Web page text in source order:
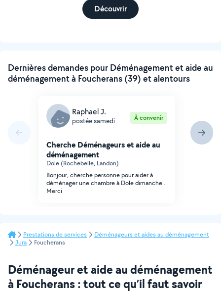
Découvrir
Dernières demandes pour Déménagement et aide au
déménagement à Foucherans (39) et alentours
Raphael J.
postée samedi À convenir
Cherche Déménageurs et aide au
déménagement
Dole (Rochebelle, Landon)
Bonjour, cherche personne pour aider à
déménager une chambre à Dole dimanche .
Merci
Prestations de services
Déménageurs et aides au déménagement
Jura
Foucherans
Déménageur et aide au déménagement
à Foucherans : tout ce qu’il faut savoir